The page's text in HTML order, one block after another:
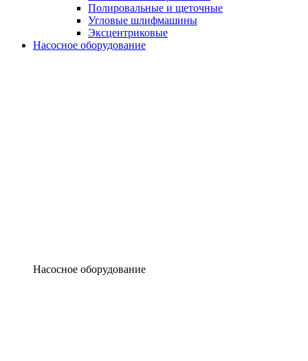
Полировальные и щеточные
Угловые шлифмашины
Эксцентриковые
Насосное оборудование
Насосное оборудование